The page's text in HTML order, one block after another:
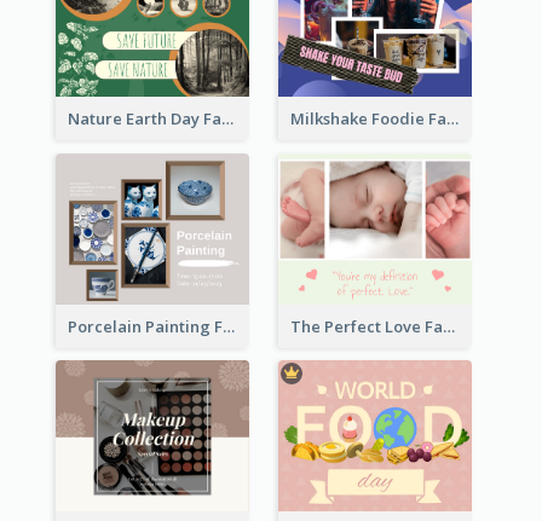
Nature Earth Day Facebook Post Milkshake Foodie Facebook Post
Porcelain Painting Facebook Post The Perfect Love Facebook Post